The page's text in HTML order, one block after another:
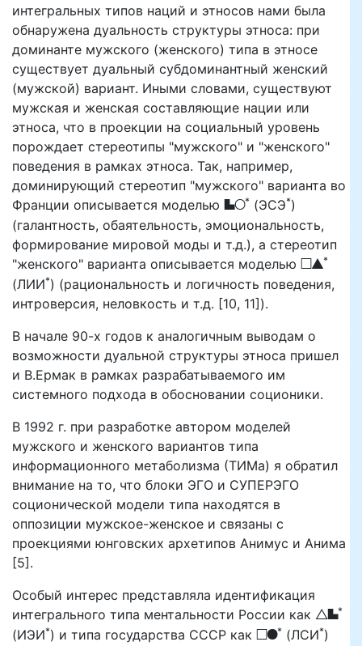
интегральных типов наций и этносов нами была
обнаружена дуальность структуры этноса: при
доминанте мужского (женского) типа в этносе
существует дуальный субдоминантный женский
(мужской) вариант. Иными словами, существуют
мужская и женская составляющие нации или
этноса, что в проекции на социальный уровень
порождает стереотипы "мужского" и "женского"
поведения в рамках этноса. Так, например,
доминирующий стереотип "мужского" варианта во
Франции описывается моделью ES* (ЭСЭ*)
(галантность, обаятельность, эмоциональность,
формирование мировой моды и т.д.), а стереотип
"женского" варианта описывается моделью LI*
(ЛИИ*) (рациональность и логичность поведения,
интроверсия, неловкость и т.д. [10, 11]).
В начале 90-х годов к аналогичным выводам о
возможности дуальной структуры этноса пришел
и В.Ермак в рамках разрабатываемого им
системного подхода в обосновании соционики.
В 1992 г. при разработке автором моделей
мужского и женского вариантов типа
информационного метаболизма (ТИМа) я обратил
внимание на то, что блоки ЭГО и СУПЕРЭГО
соционической модели типа находятся в
оппозиции мужское-женское и связаны с
проекциями юнговских архетипов Анимус и Анима
[5].
Особый интерес представляла идентификация
интегрального типа ментальности России как TE*
(ИЭИ*) и типа государства СССР как LF* (ЛСИ*)